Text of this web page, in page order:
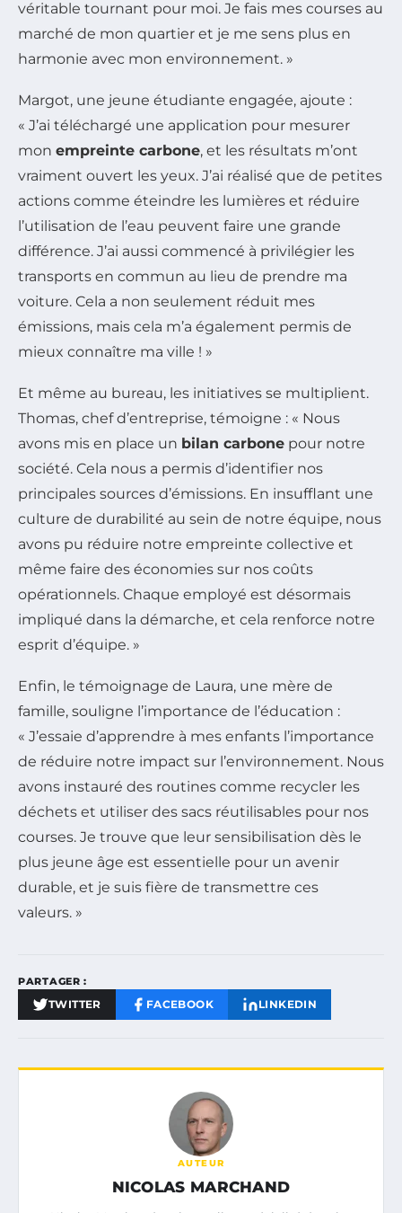
véritable tournant pour moi. Je fais mes courses au
marché de mon quartier et je me sens plus en
harmonie avec mon environnement. »
Margot, une jeune étudiante engagée, ajoute :
« J’ai téléchargé une application pour mesurer
mon empreinte carbone, et les résultats m’ont
vraiment ouvert les yeux. J’ai réalisé que de petites
actions comme éteindre les lumières et réduire
l’utilisation de l’eau peuvent faire une grande
différence. J’ai aussi commencé à privilégier les
transports en commun au lieu de prendre ma
voiture. Cela a non seulement réduit mes
émissions, mais cela m’a également permis de
mieux connaître ma ville ! »
Et même au bureau, les initiatives se multiplient.
Thomas, chef d’entreprise, témoigne : « Nous
avons mis en place un bilan carbone pour notre
société. Cela nous a permis d’identifier nos
principales sources d’émissions. En insufflant une
culture de durabilité au sein de notre équipe, nous
avons pu réduire notre empreinte collective et
même faire des économies sur nos coûts
opérationnels. Chaque employé est désormais
impliqué dans la démarche, et cela renforce notre
esprit d’équipe. »
Enfin, le témoignage de Laura, une mère de
famille, souligne l’importance de l’éducation :
« J’essaie d’apprendre à mes enfants l’importance
de réduire notre impact sur l’environnement. Nous
avons instauré des routines comme recycler les
déchets et utiliser des sacs réutilisables pour nos
courses. Je trouve que leur sensibilisation dès le
plus jeune âge est essentielle pour un avenir
durable, et je suis fière de transmettre ces
valeurs. »
PARTAGER :
TWITTER FACEBOOK LINKEDIN
AUTEUR
NICOLAS MARCHAND